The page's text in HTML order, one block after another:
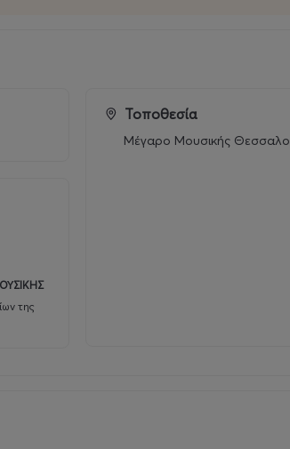
της
Τοποθεσία
Μέγαρο Μουσικής